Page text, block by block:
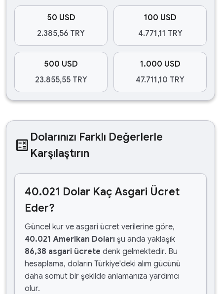
50 USD
2.385,56 TRY
100 USD
4.771,11 TRY
500 USD
23.855,55 TRY
1.000 USD
47.711,10 TRY
calculate Dolarınızı Farklı Değerlerle
Karşılaştırın
40.021 Dolar Kaç Asgari Ücret
Eder?
Güncel kur ve asgari ücret verilerine göre,
40.021 Amerikan Doları şu anda yaklaşık
86,38 asgari ücrete denk gelmektedir. Bu
hesaplama, doların Türkiye'deki alım gücünü
daha somut bir şekilde anlamanıza yardımcı
olur.